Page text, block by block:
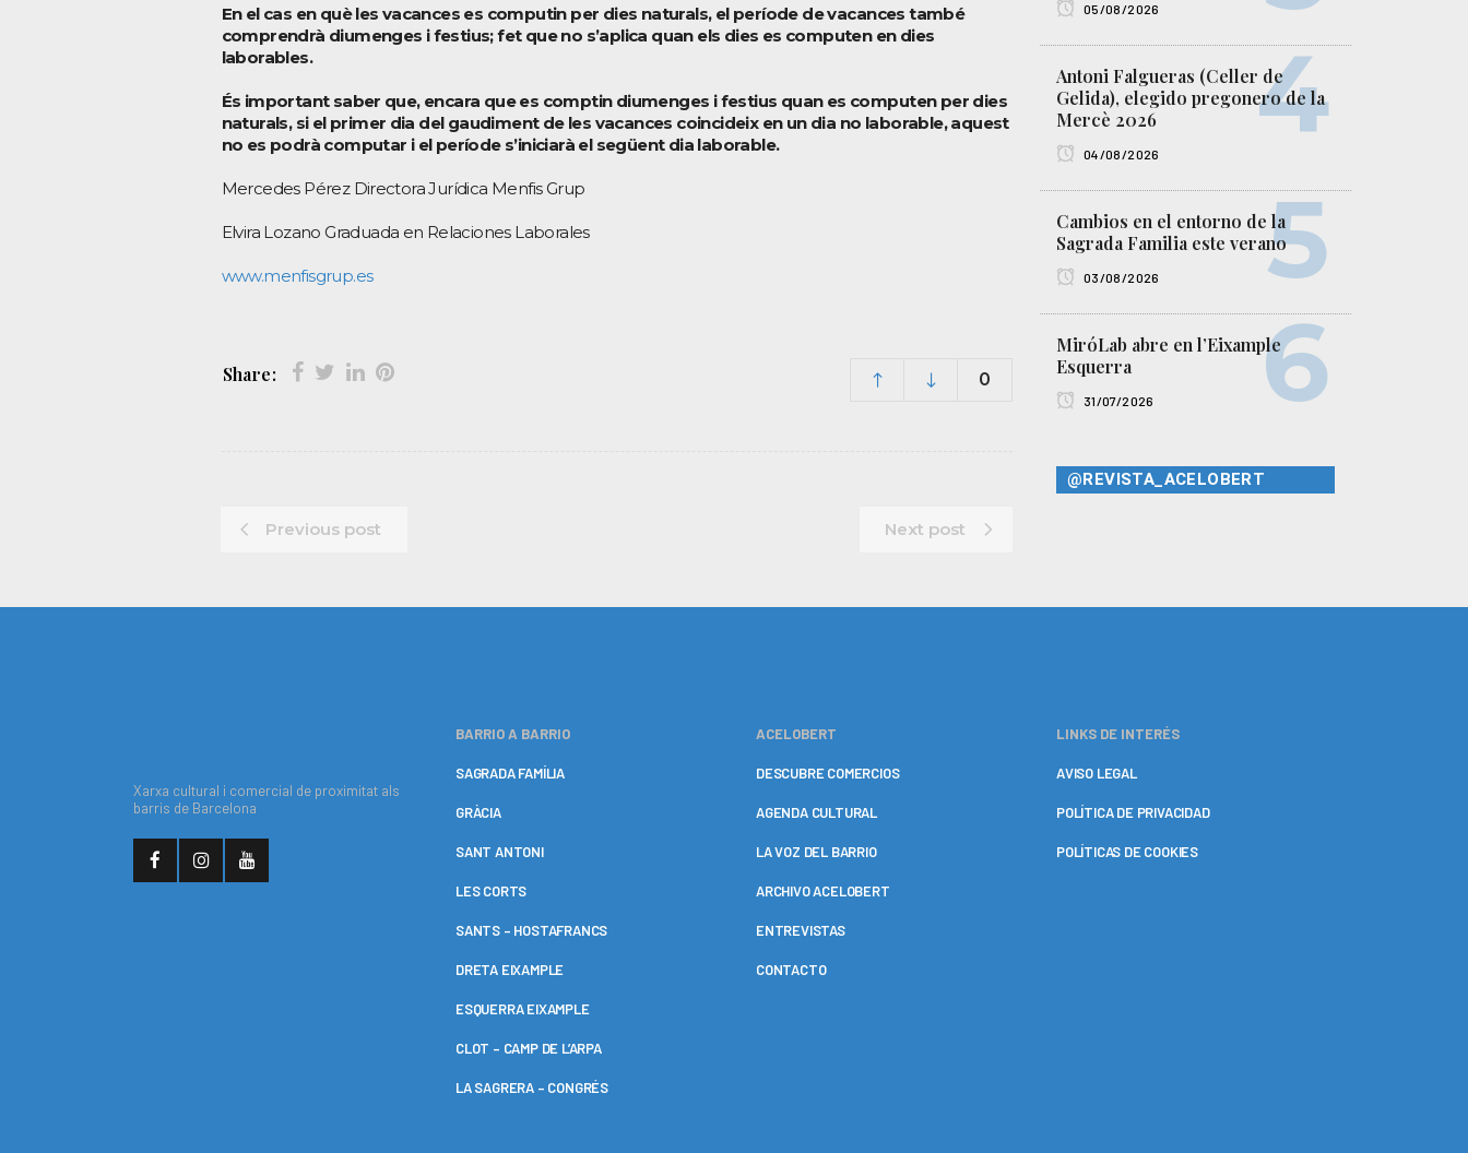
En el cas en què les vacances es computin per dies naturals, el període de vacances també
comprendrà diumenges i festius; fet que no s’aplica quan els dies es computen en dies
laborables.
És important saber que, encara que es comptin diumenges i festius quan es computen per dies
naturals, si el primer dia del gaudiment de les vacances coincideix en un dia no laborable, aquest
no es podrà computar i el període s’iniciarà el següent dia laborable.
Mercedes Pérez Directora Jurídica Menfis Grup
Elvira Lozano Graduada en Relaciones Laborales
www.menfisgrup.es
Share: 0
Previous post Next post
05/08/2026
Antoni Falgueras (Celler de
Gelida), elegido pregonero de la
Mercè 2026
04/08/2026
Cambios en el entorno de la
Sagrada Familia este verano
03/08/2026
MiróLab abre en l’Eixample
Esquerra
31/07/2026
@REVISTA_ACELOBERT
Xarxa cultural i comercial de proximitat als
barris de Barcelona
BARRIO A BARRIO
SAGRADA FAMÍLIA
GRÀCIA
SANT ANTONI
LES CORTS
SANTS – HOSTAFRANCS
DRETA EIXAMPLE
ESQUERRA EIXAMPLE
CLOT – CAMP DE L’ARPA
LA SAGRERA – CONGRÉS
ACELOBERT
DESCUBRE COMERCIOS
AGENDA CULTURAL
LA VOZ DEL BARRIO
ARCHIVO ACELOBERT
ENTREVISTAS
CONTACTO
LINKS DE INTERÉS
AVISO LEGAL
POLÍTICA DE PRIVACIDAD
POLÍTICAS DE COOKIES